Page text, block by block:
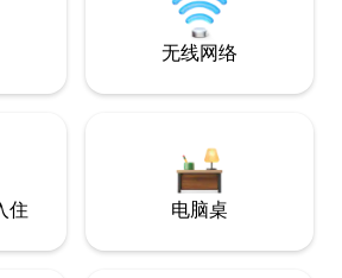
无线网络
住 电脑桌